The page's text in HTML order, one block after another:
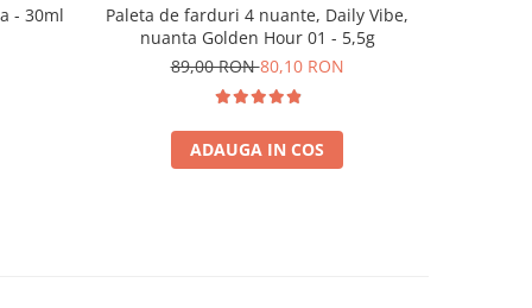
- 30ml
Paleta de farduri 4 nuante, Daily Vibe,
nuanta Golden Hour 01 - 5,5g
89,00 RON80,10 RON
ADAUGA IN COS